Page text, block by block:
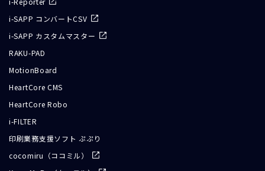
i-SAPP コンバートCSV
i-SAPP カスタムマスター
RAKU-PAD
MotionBoard
HeartCore CMS
HeartCore Robo
i-FILTER
印刷業務支援ソフト ぷぷり
cocomiru（ココミル）